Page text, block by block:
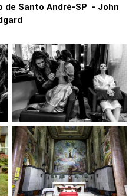
de Santo André-SP - John